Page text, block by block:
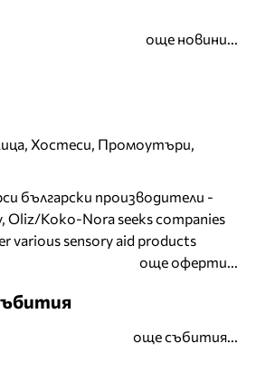
още новини...
Хостеси, Промоутъри,
български производители -
Oliz/Koko-Nora seeks companies
various sensory aid products
още оферти...
още събития...